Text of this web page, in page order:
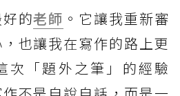
的老師 。它讓我重新審
也讓我在寫作的路上更
次「題外之筆」的經驗